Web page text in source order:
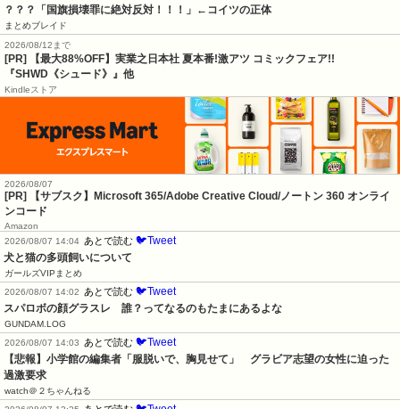
？？？「国旗損壊罪に絶対反対！！！」←コイツの正体
まとめブレイド
2026/08/12まで
[PR] 【最大88%OFF】実業之日本社 夏本番!激アツ コミックフェア!!
『SHWD《シュード》』他
Kindleストア
2026/08/07
[PR] 【サブスク】Microsoft 365/Adobe Creative Cloud/ノートン 360 オンライ
ンコード
Amazon
2026/08/07 14:04 あとで読む 🐦Tweet
犬と猫の多頭飼いについて
ガールズVIPまとめ
2026/08/07 14:02
あとで読む 🐦Tweet
スパロボの顔グラスレ　誰？ってなるのもたまにあるよな
GUNDAM.LOG
2026/08/07 14:03
あとで読む 🐦Tweet
【悲報】小学館の編集者「服脱いで、胸見せて」　グラビア志望の女性に迫った
過激要求
watch＠２ちゃんねる